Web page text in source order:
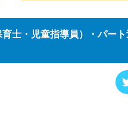
士・児童指導員）・パー